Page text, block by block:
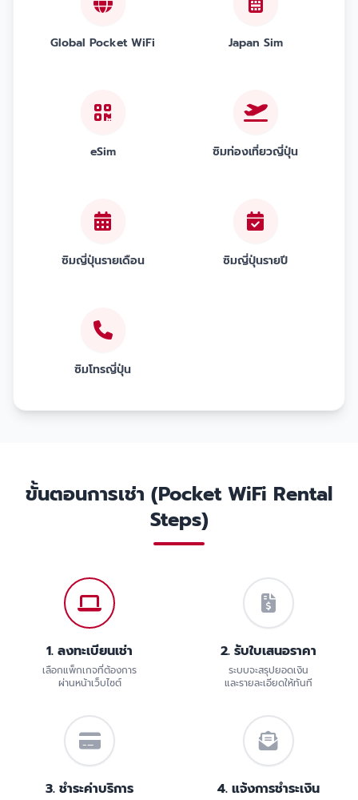
Global Pocket WiFi Japan Sim
eSim ซิมท่องเที่ยวญี่ปุ่น
ซิมญี่ปุ่นรายเดือน ซิมญี่ปุ่นรายปี
ซิมโทรญี่ปุ่น
ขั้นตอนการเช่า (Pocket WiFi Rental
Steps)
1. ลงทะเบียนเช่า
เลือกแพ็กเกจที่ต้องการ
ผ่านหน้าเว็บไซต์
2. รับใบเสนอราคา
ระบบจะสรุปยอดเงิน
และรายละเอียดให้ทันที
3. ชำระค่าบริการ 4. แจ้งการชำระเงิน